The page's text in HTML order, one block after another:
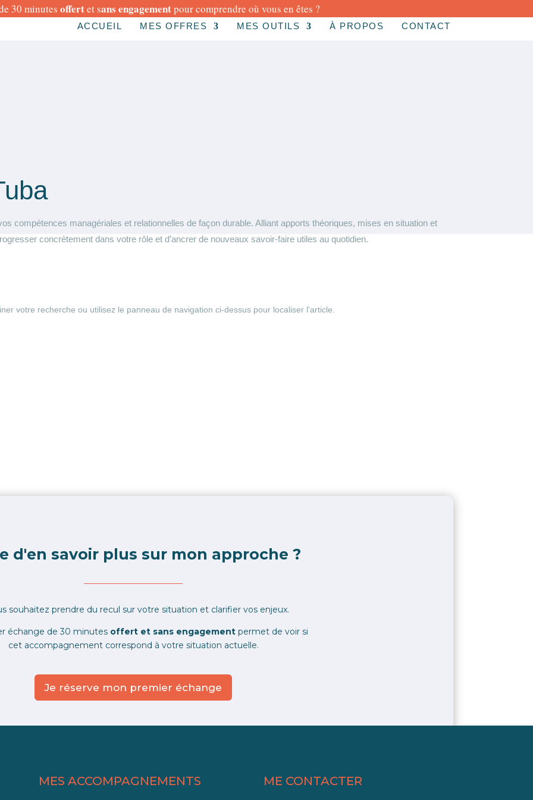
30 minutes offertet sans engagementpour comprendre où vous en êtes ?
ACCUEIL MES OFFRES MES OUTILS À PROPOS CONTACT
compétences managériales et relationnelles de façon durable. Alliant apports théoriques, mises en situation et
concrètement dans votre rôle et d’ancrer de nouveaux savoir-faire utiles au quotidien.
votre recherche ou utilisez le panneau de navigation ci-dessus pour localiser l'article.
d'en savoir plus sur mon approche ?
souhaitez prendre du recul sur votre situation et clarifier vos enjeux.
échange de 30 minutes offert et sans engagement permet de voir si
cet accompagnement correspond à votre situation actuelle.
Je réserve mon premier échange
MES ACCOMPAGNEMENTS ME CONTACTER